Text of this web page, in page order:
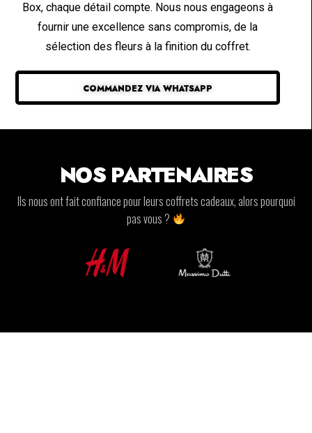
Box, chaque détail compte. Nous nous engageons à
fournir une excellence sans compromis, de la
sélection des fleurs à la finition du coffret.
COMMANDEZ VIA WHATSAPP
NOS PARTENAIRES
Ils nous ont fait confiance pour leurs coffrets cadeaux, alors pourquoi
pas vous ?